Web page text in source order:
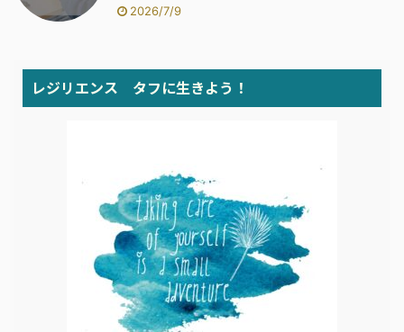
2026/7/9
レジリエンス タフに生きよう！